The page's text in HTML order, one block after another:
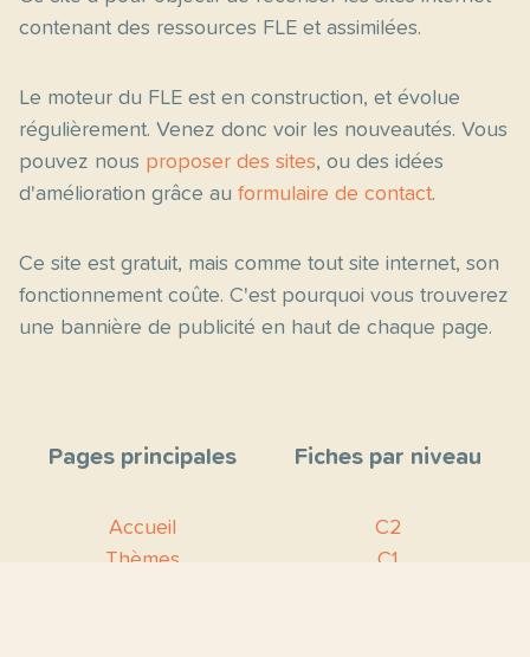
contenant des ressources FLE et assimilées.
Le moteur du FLE est en construction, et évolue
régulièrement. Venez donc voir les nouveautés. Vous
pouvez nous proposer des sites, ou des idées
d'amélioration grâce au formulaire de contact.
Ce site est gratuit, mais comme tout site internet, son
fonctionnement coûte. C'est pourquoi vous trouverez
une bannière de publicité en haut de chaque page.
Pages principales
Accueil
Thèmes
Fiches par niveau
C2
C1